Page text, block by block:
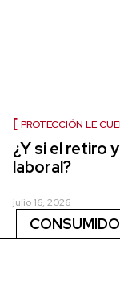
PROTECCIÓN LE
¿Y si el retiro
laboral?
julio 16, 2026